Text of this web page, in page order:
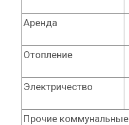
Аренда
Отопление
Электричество
Прочие коммунальные